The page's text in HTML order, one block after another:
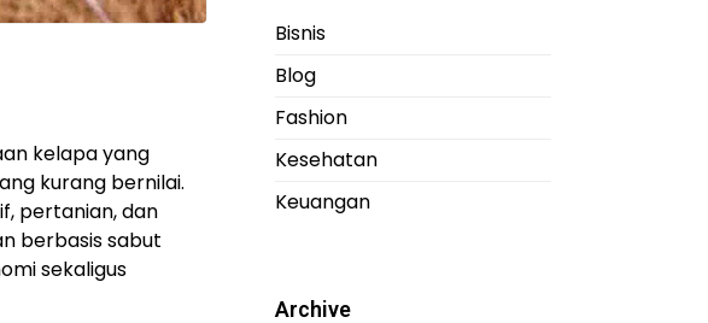
kelapa yang
kurang bernilai.
pertanian, dan
berbasis sabut
sekaligus
Bisnis
Blog
Fashion
Kesehatan
Keuangan
Archive